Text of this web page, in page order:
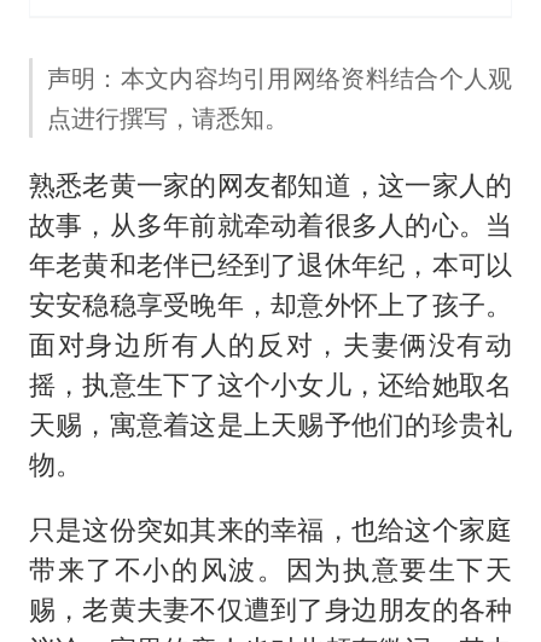
奋进开新局 实干挑大梁
声明：本文内容均引用网络资料结合个人观
点进行撰写，请悉知。
熟悉老黄一家的网友都知道，这一家人的
故事，从多年前就牵动着很多人的心。当
年老黄和老伴已经到了退休年纪，本可以
安安稳稳享受晚年，却意外怀上了孩子。
面对身边所有人的反对，夫妻俩没有动
摇，执意生下了这个小女儿，还给她取名
天赐，寓意着这是上天赐予他们的珍贵礼
物。
只是这份突如其来的幸福，也给这个家庭
带来了不小的风波。因为执意要生下天
赐，老黄夫妻不仅遭到了身边朋友的各种